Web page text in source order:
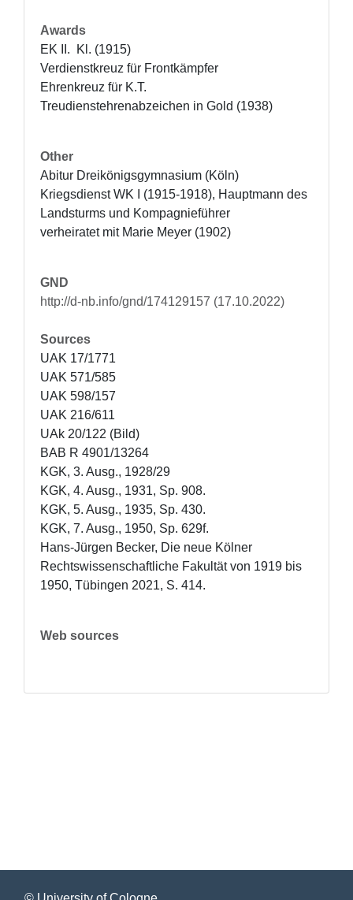
Awards
EK II.  Kl. (1915)
Verdienstkreuz für Frontkämpfer
Ehrenkreuz für K.T.
Treudienstehrenabzeichen in Gold (1938)
Other
Abitur Dreikönigsgymnasium (Köln)
Kriegsdienst WK I (1915-1918), Hauptmann des
Landsturms und Kompagnieführer
verheiratet mit Marie Meyer (1902)
GND
http://d-nb.info/gnd/174129157 (17.10.2022)
Sources
UAK 17/1771
UAK 571/585
UAK 598/157
UAK 216/611
UAk 20/122 (Bild)
BAB R 4901/13264
KGK, 3. Ausg., 1928/29
KGK, 4. Ausg., 1931, Sp. 908.
KGK, 5. Ausg., 1935, Sp. 430.
KGK, 7. Ausg., 1950, Sp. 629f.
Hans-Jürgen Becker, Die neue Kölner
Rechtswissenschaftliche Fakultät von 1919 bis
1950, Tübingen 2021, S. 414.
Web sources